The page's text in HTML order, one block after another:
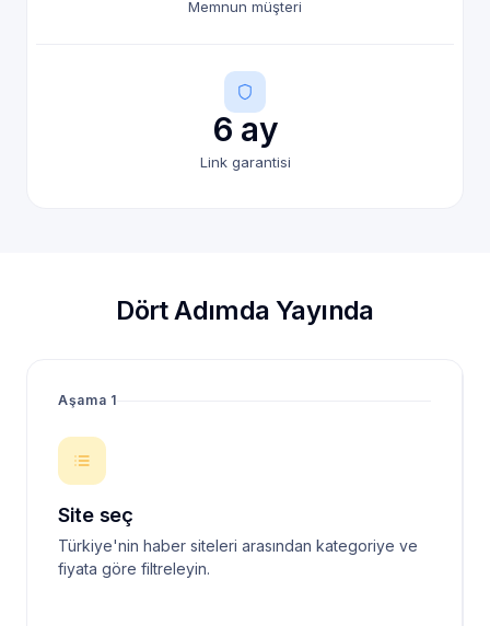
Memnun müşteri
6 ay
Link garantisi
Dört Adımda Yayında
Aşama 1
Site seç
Türkiye'nin haber siteleri arasından kategoriye ve
fiyata göre filtreleyin.